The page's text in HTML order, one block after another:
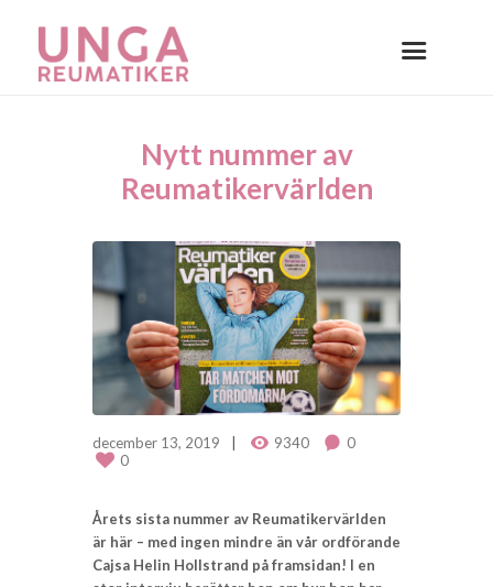
Nytt nummer av
Reumatikervärlden
december 13, 2019 9340
0
0
Årets sista nummer av Reumatikervärlden
är här – med ingen mindre än vår ordförande
Cajsa Helin Hollstrand på framsidan! I en